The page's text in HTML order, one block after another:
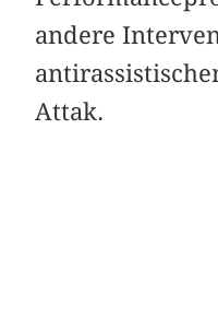
andere
Attak.